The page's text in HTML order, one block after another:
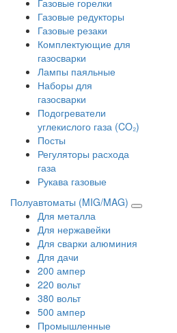
Газовые редукторы
Газовые резаки
Комплектующие для
газосварки
Лампы паяльные
Наборы для
газосварки
Подогреватели
углекислого газа (CO₂)
Посты
Регуляторы расхода
газа
Рукава газовые
Полуавтоматы (MIG/MAG)
Для металла
Для нержавейки
Для сварки алюминия
Для дачи
200 ампер
220 вольт
380 вольт
500 ампер
Промышленные